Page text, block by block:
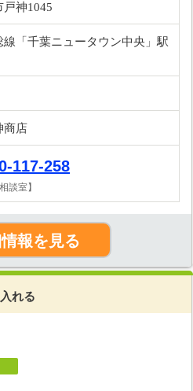
神1045
線「千葉ニュータウン中央」駅
商店
117-258
談室】
報を見る
れる